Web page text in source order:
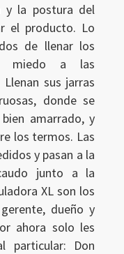
y la postura del
el producto. Lo
de llenar los
miedo a las
sus jarras
donde se
amarrado, y
los termos. Las
y pasan a la
junto a la
XL son los
dueño y
ahora solo les
particular: Don